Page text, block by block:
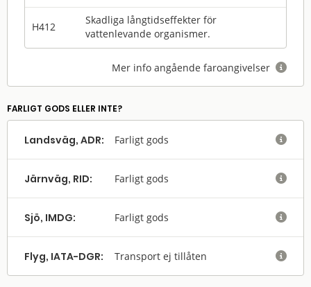
H412
Skadliga långtidseffekter för
vattenlevande organismer.
Mer info angående faroangivelser 
FARLIGT GODS ELLER INTE?
Landsväg, ADR: Farligt gods 
Järnväg, RID: Farligt gods 
Sjö, IMDG: Farligt gods 
Flyg, IATA-DGR: Transport ej tillåten 